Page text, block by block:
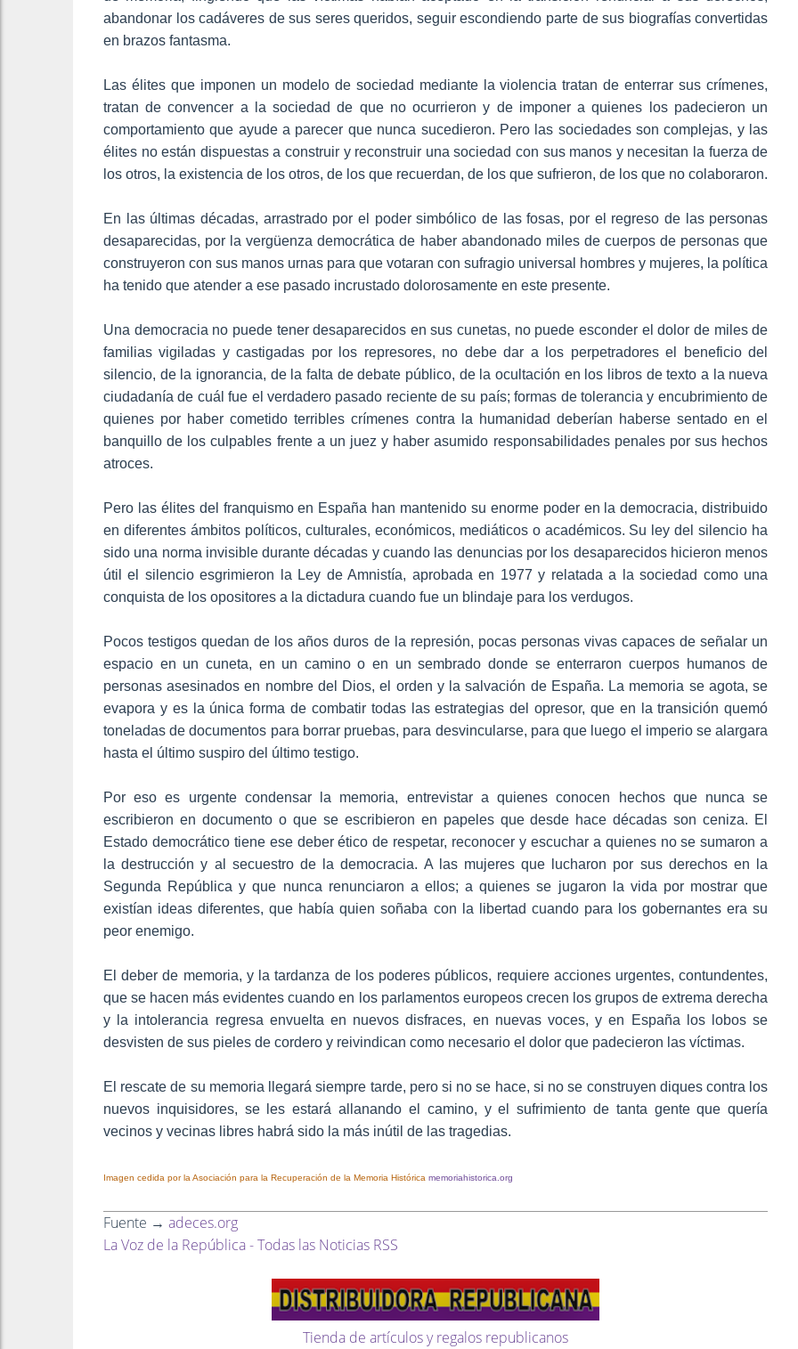
abandonar los cadáveres de sus seres queridos, seguir escondiendo parte de sus biografías convertidas
en brazos fantasma.
Las élites que imponen un modelo de sociedad mediante la violencia tratan de enterrar sus crímenes,
tratan de convencer a la sociedad de que no ocurrieron y de imponer a quienes los padecieron un
comportamiento que ayude a parecer que nunca sucedieron. Pero las sociedades son complejas, y las
élites no están dispuestas a construir y reconstruir una sociedad con sus manos y necesitan la fuerza de
los otros, la existencia de los otros, de los que recuerdan, de los que sufrieron, de los que no colaboraron.
En las últimas décadas, arrastrado por el poder simbólico de las fosas, por el regreso de las personas
desaparecidas, por la vergüenza democrática de haber abandonado miles de cuerpos de personas que
construyeron con sus manos urnas para que votaran con sufragio universal hombres y mujeres, la política
ha tenido que atender a ese pasado incrustado dolorosamente en este presente.
Una democracia no puede tener desaparecidos en sus cunetas, no puede esconder el dolor de miles de
familias vigiladas y castigadas por los represores, no debe dar a los perpetradores el beneficio del
silencio, de la ignorancia, de la falta de debate público, de la ocultación en los libros de texto a la nueva
ciudadanía de cuál fue el verdadero pasado reciente de su país; formas de tolerancia y encubrimiento de
quienes por haber cometido terribles crímenes contra la humanidad deberían haberse sentado en el
banquillo de los culpables frente a un juez y haber asumido responsabilidades penales por sus hechos
atroces.
Pero las élites del franquismo en España han mantenido su enorme poder en la democracia, distribuido
en diferentes ámbitos políticos, culturales, económicos, mediáticos o académicos. Su ley del silencio ha
sido una norma invisible durante décadas y cuando las denuncias por los desaparecidos hicieron menos
útil el silencio esgrimieron la Ley de Amnistía, aprobada en 1977 y relatada a la sociedad como una
conquista de los opositores a la dictadura cuando fue un blindaje para los verdugos.
Pocos testigos quedan de los años duros de la represión, pocas personas vivas capaces de señalar un
espacio en un cuneta, en un camino o en un sembrado donde se enterraron cuerpos humanos de
personas asesinados en nombre del Dios, el orden y la salvación de España. La memoria se agota, se
evapora y es la única forma de combatir todas las estrategias del opresor, que en la transición quemó
toneladas de documentos para borrar pruebas, para desvincularse, para que luego el imperio se alargara
hasta el último suspiro del último testigo.
Por eso es urgente condensar la memoria, entrevistar a quienes conocen hechos que nunca se
escribieron en documento o que se escribieron en papeles que desde hace décadas son ceniza. El
Estado democrático tiene ese deber ético de respetar, reconocer y escuchar a quienes no se sumaron a
la destrucción y al secuestro de la democracia. A las mujeres que lucharon por sus derechos en la
Segunda República y que nunca renunciaron a ellos; a quienes se jugaron la vida por mostrar que
existían ideas diferentes, que había quien soñaba con la libertad cuando para los gobernantes era su
peor enemigo.
El deber de memoria, y la tardanza de los poderes públicos, requiere acciones urgentes, contundentes,
que se hacen más evidentes cuando en los parlamentos europeos crecen los grupos de extrema derecha
y la intolerancia regresa envuelta en nuevos disfraces, en nuevas voces, y en España los lobos se
desvisten de sus pieles de cordero y reivindican como necesario el dolor que padecieron las víctimas.
El rescate de su memoria llegará siempre tarde, pero si no se hace, si no se construyen diques contra los
nuevos inquisidores, se les estará allanando el camino, y el sufrimiento de tanta gente que quería
vecinos y vecinas libres habrá sido la más inútil de las tragedias.
Imagen cedida por la Asociación para la Recuperación de la Memoria Histórica memoriahistorica.org
Fuente → adeces.org
La Voz de la República - Todas las Noticias RSS
Tienda de artículos y regalos republicanos